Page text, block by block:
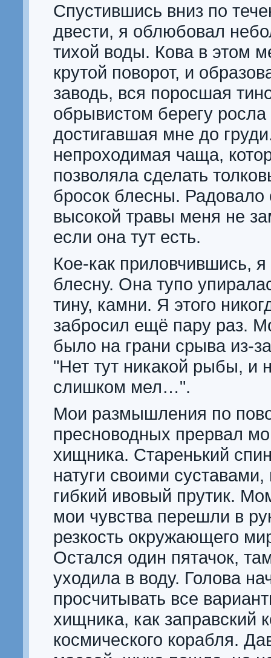
Спустившись вниз по
двести, я облюбовал
тихой воды. Кова в этом
крутой поворот, и
заводь, вся поросшая
обрывистом берегу росла
достигавшая мне до
непроходимая чаща,
позволяла сделать
бросок блесны. Радовало
высокой травы меня не
если она тут есть.
Кое-как приловчившись,
блесну. Она тупо
тину, камни. Я этого
забросил ещё пару раз.
было на грани срыва из-
"Нет тут никакой рыбы, и
слишком мел…".
Мои размышления по
пресноводных прервал
хищника. Старенький
натуги своими суставами,
гибкий ивовый прутик.
мои чувства перешли в
резкость окружающего
Остался один пятачок,
уходила в воду. Голова
просчитывать все
хищника, как заправский
космического корабля.